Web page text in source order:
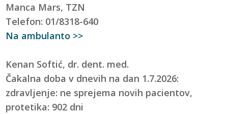
Manca Mars, TZN
Telefon: 01/8318-640
Na ambulanto >>
Kenan Softić, dr. dent. med.
Čakalna doba v dnevih na dan 1.7.2026:
zdravljenje: ne sprejema novih pacientov,
protetika: 902 dni